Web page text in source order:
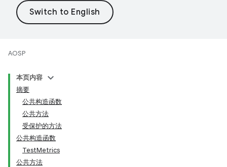
AOSP
本页内容
摘要
公共构造函数
公共方法
受保护的方法
公共构造函数
TestMetrics
公共方法